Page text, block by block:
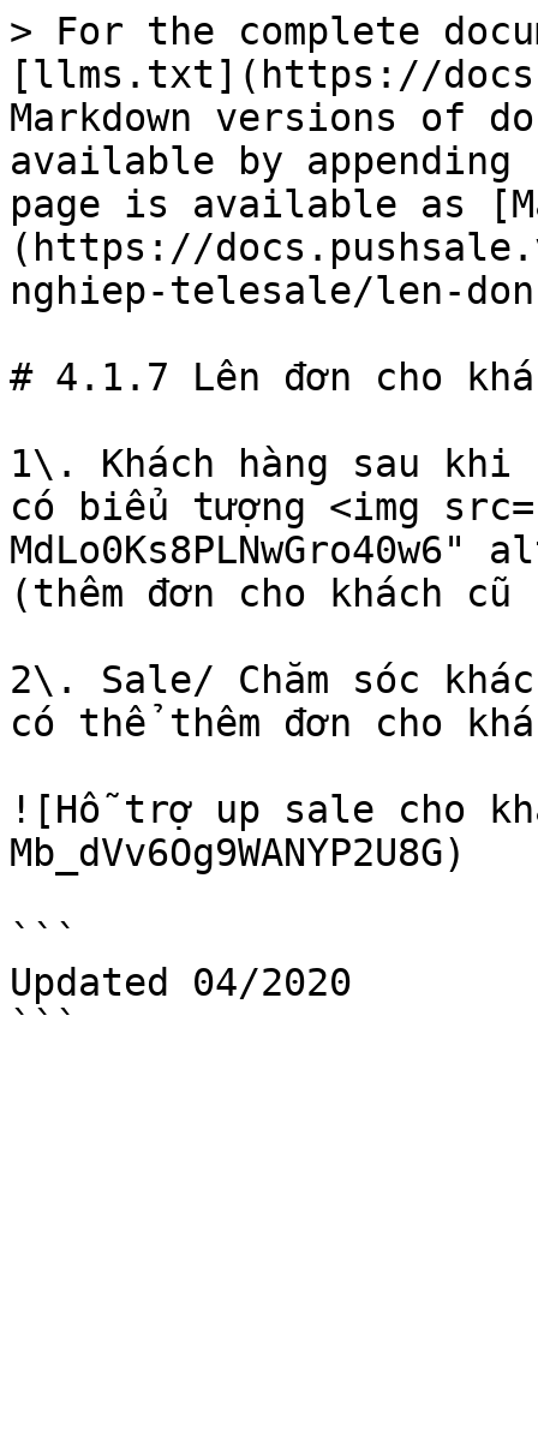
> For the complete
[llms.txt](https://
Markdown versions of
available by
page is available as
(https://
nghiep-telesale/len-
# 4.1.7 Lên đơn cho
1\. Khách hàng sau
có biểu tượng <img
(thêm đơn cho khách cũ
2\. Sale/ Chăm sóc
có thể thêm đơn cho
![Hỗ trợ up sale cho
Mb_dVv6Og9WANYP2U8G)
```
Updated 04/2020